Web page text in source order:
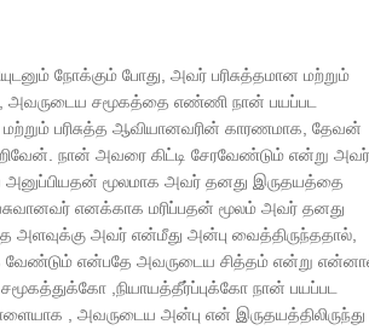
நோக்கும் போது, ​​அவர் பரிசுத்தமான மற்றும்
சமூகத்தை எண்ணி நான் பயப்பட
பரிசுத்த ஆவியானவரின் காரணமாக, தேவன்
நான் அவரை கிட்டி சேரவேண்டும் என்று அவர்
அனுப்பியதன் மூலமாக அவர் தனது இருதயத்தை
எனக்காக மரிப்பதன் மூலம் அவர் தனது
அவர் என்மீது அன்பு வைத்திருந்ததால்,
வேண்டும் என்பதே அவருடைய சித்தம் என்று
சமூகத்துக்கோ ,நியாயத்தீர்ப்புக்கோ நான் பயப்பட
, அவருடைய அன்பு என் இருதயத்திலிருந்து